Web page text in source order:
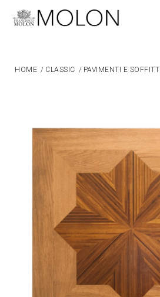
HOME / CLASSIC / PAVIMENTI E SOFFITTI